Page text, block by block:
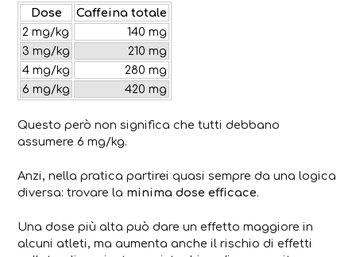
Dose
Caffeina totale
2 mg/kg
140 mg
3 mg/kg
210 mg
4 mg/kg
280 mg
6 mg/kg
420 mg
Questo però non significa che tutti debbano
assumere 6 mg/kg.
Anzi, nella pratica partirei quasi sempre da una logica
diversa: trovare la minima dose efficace.
Una dose più alta può dare un effetto maggiore in
alcuni atleti, ma aumenta anche il rischio di effetti